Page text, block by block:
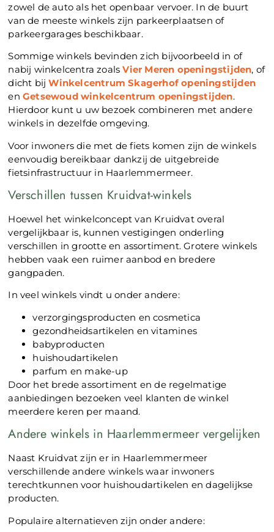
zowel de auto als het openbaar vervoer. In de buurt
van de meeste winkels zijn parkeerplaatsen of
parkeergarages beschikbaar.
Sommige winkels bevinden zich bijvoorbeeld in of
nabij winkelcentra zoalsVier Meren openingstijden, of
dicht bijWinkelcentrum Skagerhof openingstijden
enGetsewoud winkelcentrum openingstijden.
Hierdoor kunt u uw bezoek combineren met andere
winkels in dezelfde omgeving.
Voor inwoners die met de fiets komen zijn de winkels
eenvoudig bereikbaar dankzij de uitgebreide
fietsinfrastructuur in Haarlemmermeer.
Verschillen tussen Kruidvat-winkels
Hoewel het winkelconcept van Kruidvat overal
vergelijkbaar is, kunnen vestigingen onderling
verschillen in grootte en assortiment. Grotere winkels
hebben vaak een ruimer aanbod en bredere
gangpaden.
In veel winkels vindt u onder andere:
verzorgingsproducten en cosmetica
gezondheidsartikelen en vitamines
babyproducten
huishoudartikelen
parfum en make-up
Door het brede assortiment en de regelmatige
aanbiedingen bezoeken veel klanten de winkel
meerdere keren per maand.
Andere winkels in Haarlemmermeer vergelijken
Naast Kruidvat zijn er in Haarlemmermeer
verschillende andere winkels waar inwoners
terechtkunnen voor huishoudartikelen en dagelijkse
producten.
Populaire alternatieven zijn onder andere: